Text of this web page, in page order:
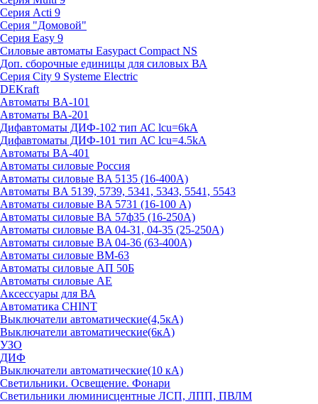
Серия Acti 9
Серия "Домовой"
Серия Easy 9
Силовые автоматы Easypact Compact NS
Доп. сборочные единицы для силовых ВА
Серия City 9 Systeme Electric
DEKraft
Автоматы BA-101
Автоматы ВА-201
Дифавтоматы ДИФ-102 тип АС lcu=6kA
Дифавтоматы ДИФ-101 тип АС lcu=4.5kA
Автоматы BA-401
Автоматы силовые Россия
Автоматы силовые BA 5135 (16-400А)
Автоматы BA 5139, 5739, 5341, 5343, 5541, 5543
Автоматы силовые BA 5731 (16-100 А)
Автоматы силовые ВА 57ф35 (16-250А)
Автоматы силовые BA 04-31, 04-35 (25-250А)
Автоматы силовые BA 04-36 (63-400А)
Автоматы силовые ВМ-63
Автоматы силовые АП 50Б
Автоматы силовые АЕ
Аксессуары для ВА
Автоматика CHINT
Выключатели автоматические(4,5кА)
Выключатели автоматические(6кА)
УЗО
ДИФ
Выключатели автоматические(10 кА)
Светильники. Освещение. Фонари
Светильники люминисцентные ЛСП, ЛПП, ПВЛМ